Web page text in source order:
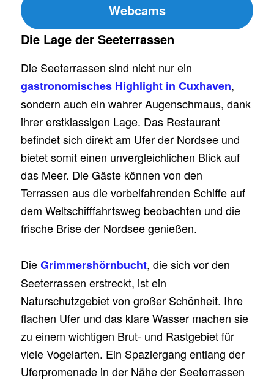
Webcams
Die Lage der Seeterrassen
Die Seeterrassen sind nicht nur ein
gastronomisches Highlight in Cuxhaven,
sondern auch ein wahrer Augenschmaus, dank
ihrer erstklassigen Lage. Das Restaurant
befindet sich direkt am Ufer der Nordsee und
bietet somit einen unvergleichlichen Blick auf
das Meer. Die Gäste können von den
Terrassen aus die vorbeifahrenden Schiffe auf
dem Weltschifffahrtsweg beobachten und die
frische Brise der Nordsee genießen.
DieGrimmershörnbucht, die sich vor den
Seeterrassen erstreckt, ist ein
Naturschutzgebiet von großer Schönheit. Ihre
flachen Ufer und das klare Wasser machen sie
zu einem wichtigen Brut- und Rastgebiet für
viele Vogelarten. Ein Spaziergang entlang der
Uferpromenade in der Nähe der Seeterrassen